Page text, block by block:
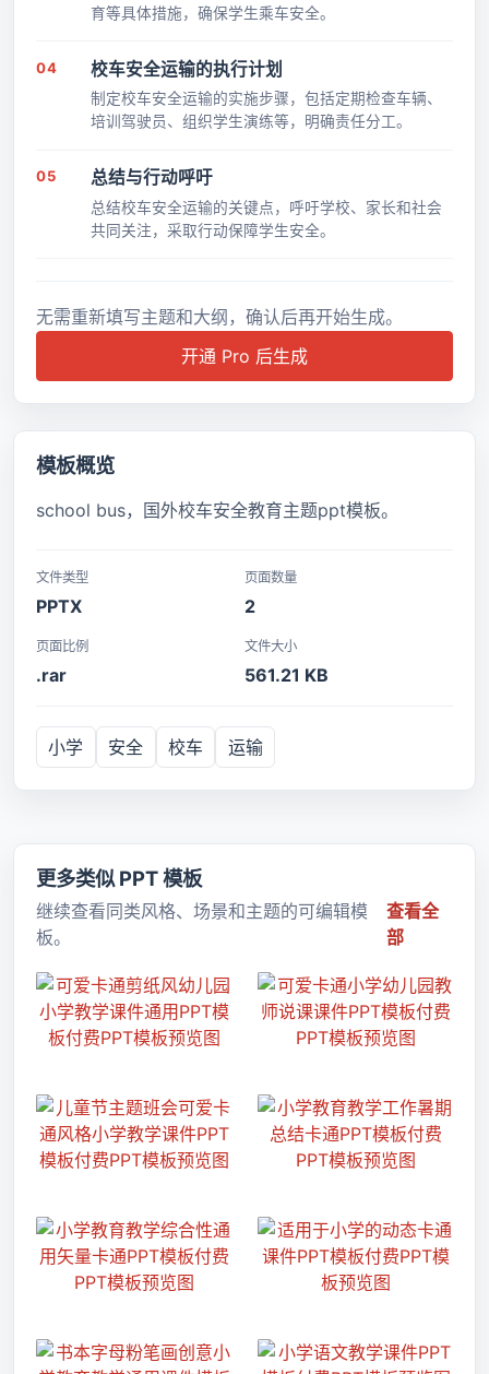
育等具体措施，确保学生乘车安全。
04 校车安全运输的执行计划
制定校车安全运输的实施步骤，包括定期检查车辆、
培训驾驶员、组织学生演练等，明确责任分工。
05 总结与行动呼吁
总结校车安全运输的关键点，呼吁学校、家长和社会
共同关注，采取行动保障学生安全。
无需重新填写主题和大纲，确认后再开始生成。
开通 Pro 后生成
模板概览
school bus，国外校车安全教育主题ppt模板。
文件类型
PPTX
页面数量
2
页面比例
.rar
文件大小
561.21 KB
小学 安全 校车 运输
更多类似 PPT 模板
继续查看同类风格、场景和主题的可编辑模
板。
查看全
部